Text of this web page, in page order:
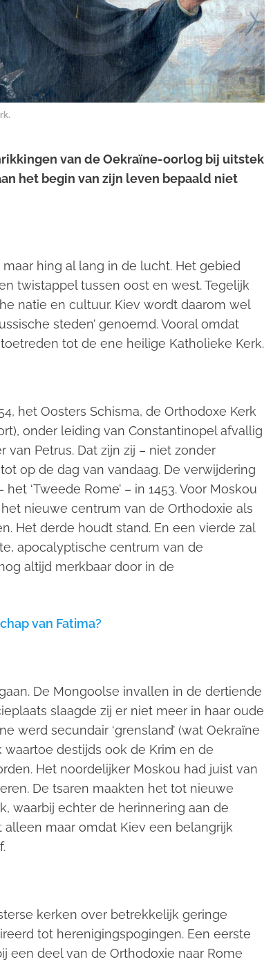
van de Oekraïne-oorlog bij uitstek
het begin van zijn leven bepaald niet
hing al lang in de lucht. Het gebied
twistappel tussen oost en west. Tegelijk
natie en cultuur. Kiev wordt daarom wel
steden’ genoemd. Vooral omdat
tot de ene heilige Katholieke Kerk.
het Oosters Schisma, de Orthodoxe Kerk
onder leiding van Constantinopel afvallig
Petrus. Dat zijn zij – niet zonder
op de dag van vandaag. De verwijdering
‘Tweede Rome’ – in 1453. Voor Moskou
nieuwe centrum van de Orthodoxie als
Het derde houdt stand. En een vierde zal
apocalyptische centrum van de
altijd merkbaar door in de
van Fatima?
De Mongoolse invallen in de dertiende
slaagde zij er niet meer in haar oude
werd secundair ‘grensland’ (wat Oekraïne
destijds ook de Krim en de
Het noordelijker Moskou had juist van
De tsaren maakten het tot nieuwe
waarbij echter de herinnering aan de
maar omdat Kiev een belangrijk
kerken over betrekkelijk geringe
tot herenigingspogingen. Een eerste
een deel van de Orthodoxie naar Rome